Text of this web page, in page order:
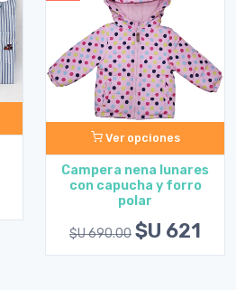
Ver opciones
Campera nena lunares
con capucha y forro
polar
$U 690.00 $U 621